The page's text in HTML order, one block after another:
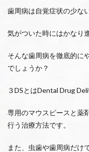
歯周病は自覚症状の少な
気がついた時にはかなり
そんな歯周病を徹底的に
でしょうか？
３DSとはDental Drug
専用のマウスピースと薬
行う治療方法です。
また、虫歯や歯周病だけ